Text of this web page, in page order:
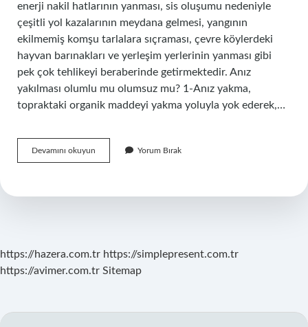
enerji nakil hatlarının yanması, sis oluşumu nedeniyle
çeşitli yol kazalarının meydana gelmesi, yangının
ekilmemiş komşu tarlalara sıçraması, çevre köylerdeki
hayvan barınakları ve yerleşim yerlerinin yanması gibi
pek çok tehlikeyi beraberinde getirmektedir. Anız
yakılması olumlu mu olumsuz mu? 1-Anız yakma,
topraktaki organik maddeyi yakma yoluyla yok ederek,…
Devamını okuyun
Yakılmasının
Canlılar
Neler
Olabilir
Yorum Bırak
https://hazera.com.tr https://simplepresent.com.tr
https://avimer.com.tr Sitemap